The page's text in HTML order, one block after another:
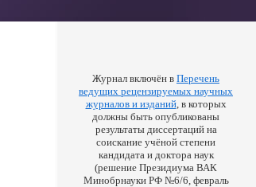
Журнал включён в Перечень
ведущих рецензируемых научных
журналов и изданий, в которых
должны быть опубликованы
результаты диссертаций на
соискание учёной степени
кандидата и доктора наук
(решение Президиума ВАК
Минобрнауки РФ №6/6, февраль